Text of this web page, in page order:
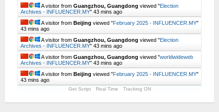
A visitor from Guangzhou, Guangdong viewed "Election
Archives - INFLUENCER.MY" 43 mins ago
A visitor from Beijing viewed "February 2025 - INFLUENCER.MY"
43 mins ago
A visitor from Guangzhou, Guangdong viewed "Election
Archives - INFLUENCER.MY" 43 mins ago
A visitor from Guangzhou, Guangdong viewed "worldwideweb
Archives - INFLUENCER.MY" 43 mins ago
A visitor from Beijing viewed "February 2025 - INFLUENCER.MY"
43 mins ago
Get Script Real Time Tracking ON